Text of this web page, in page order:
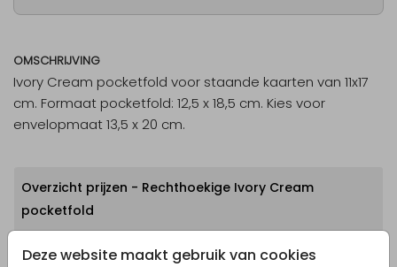
Deze website maakt gebruik van cookies
OMSCHRIJVING
Ivory Cream pocketfold voor staande kaarten van 11x17
cm. Formaat pocketfold: 12,5 x 18,5 cm. Kies voor
envelopmaat 13,5 x 20 cm.
Overzicht prijzen - Rechthoekige Ivory Cream
pocketfold
Min. aantal Max. aantal
Prijs: